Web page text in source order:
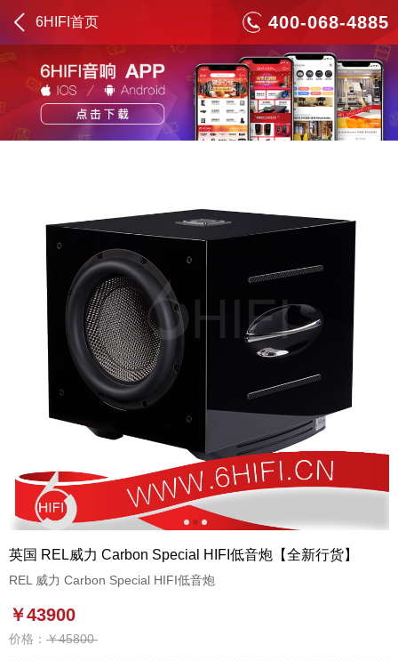
6HIFI首页 400-068-4885
1 2 3
英国 REL威力 Carbon Special HIFI低音炮【全新行货】
REL 威力 Carbon Special HIFI低音炮
￥43900
价格： ￥45800